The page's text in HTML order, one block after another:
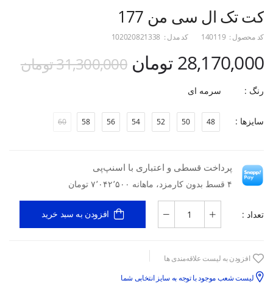
کت تک ال سی من 177
کد محصول : 140119 کد مدل : 102020821338
28,170,000 تومان 31,300,000 تومان
رنگ : سرمه ای
سایزها : 48
50
52
54
56
58
60
پرداخت قسطی و اعتباری با اسنپ‌پی
۴ قسط بدون کارمزد، ماهانه ۷٬۰۴۲٬۵۰۰ تومان
تعداد : افزودن به سبد خرید
افزودن به لیست علاقه‌مندی ها
لیست شعب موجود با توجه به سایز انتخابی شما